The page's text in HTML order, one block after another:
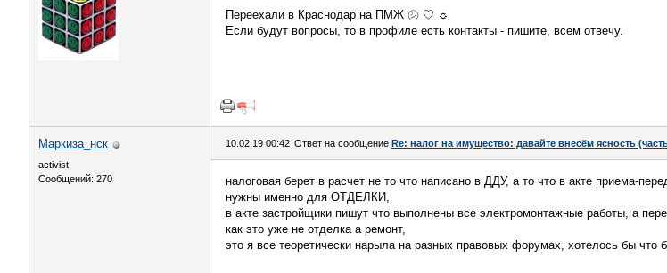
Переехали в Краснодар на ПМЖ ㋛ ♡ ☼
Если будут вопросы, то в профиле есть контакты - пишите, всем отвечу.
Маркиза_нск
activist
Сообщений: 270
10.02.19 00:42 Ответ на сообщение Re: налог на имущество: давайте внесём ясность
налоговая берет в расчет не то что написано в ДДУ, а то что в акте приема-
нужны именно для ОТДЕЛКИ,
в акте застройщики пишут что выполнены все электромонтажные работы, а
как это уже не отделка а ремонт,
это я все теоретически нарыла на разных правовых форумах, хотелось бы что